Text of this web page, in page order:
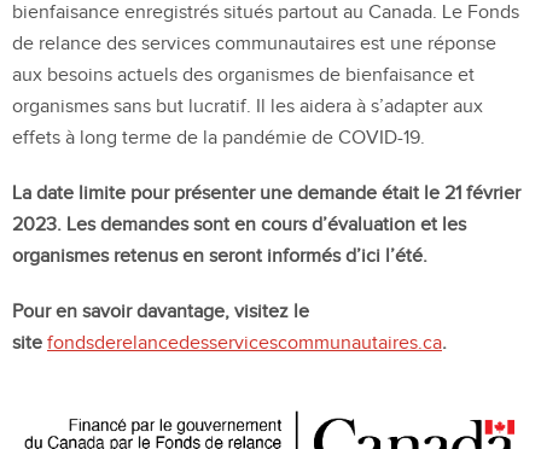
bienfaisance enregistrés situés partout au Canada. Le Fonds
de relance des services communautaires est une réponse
aux besoins actuels des organismes de bienfaisance et
organismes sans but lucratif. Il les aidera à s’adapter aux
effets à long terme de la pandémie de COVID-19.
La date limite pour présenter une demande était le 21 février
2023. Les demandes sont en cours d’évaluation et les
organismes retenus en seront informés d’ici l’été.
Pour en savoir davantage, visitez le
site fondsderelancedesservicescommunautaires.ca.